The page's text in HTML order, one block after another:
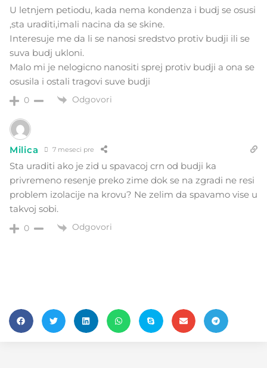
U letnjem petiodu, kada nema kondenza i budj se osusi
,sta uraditi,imali nacina da se skine.
Interesuje me da li se nanosi sredstvo protiv budji ili se
suva budj ukloni.
Malo mi je nelogicno nanositi sprej protiv budji a ona se
osusila i ostali tragovi suve budji
0 Odgovori
Milica 7 meseci pre
Sta uraditi ako je zid u spavacoj crn od budji ka
privremeno resenje preko zime dok se na zgradi ne resi
problem izolacije na krovu? Ne zelim da spavamo vise u
takvoj sobi.
0 Odgovori